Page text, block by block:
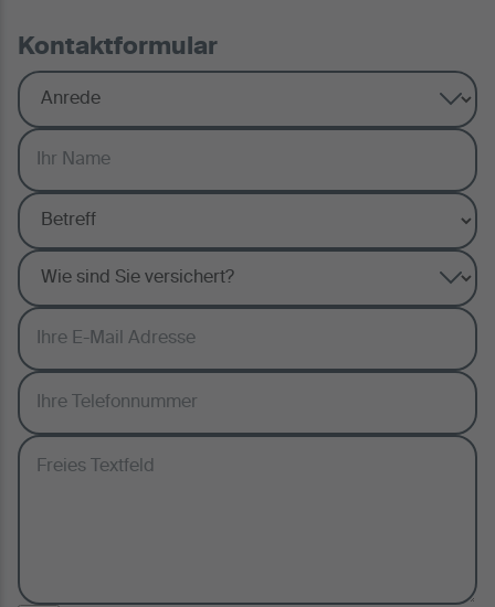
Kontaktformular